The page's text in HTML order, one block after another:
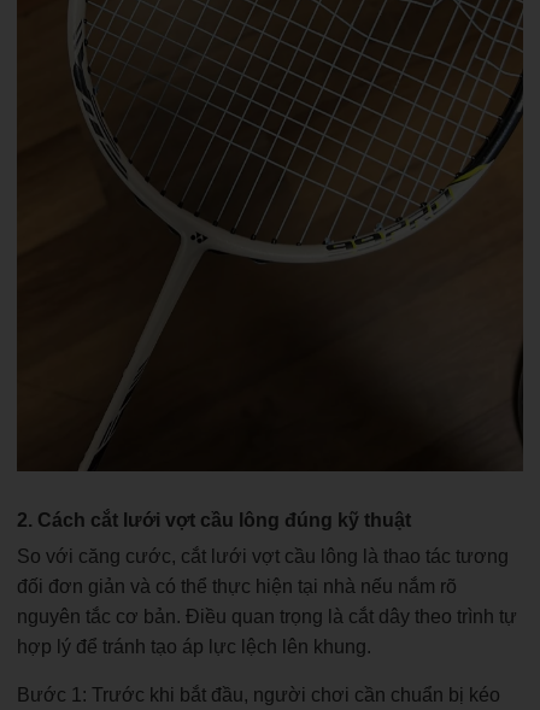
2. Cách cắt lưới vợt cầu lông đúng kỹ thuật
So với căng cước, cắt lưới vợt cầu lông là thao tác tương
đối đơn giản và có thể thực hiện tại nhà nếu nắm rõ
nguyên tắc cơ bản. Điều quan trọng là cắt dây theo trình tự
hợp lý để tránh tạo áp lực lệch lên khung.
Bước 1: Trước khi bắt đầu, người chơi cần chuẩn bị kéo